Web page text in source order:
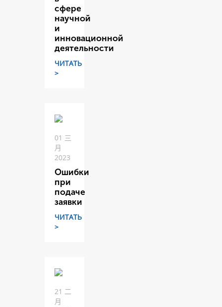
сфере
научной
и
инновационной
деятельности
ЧИТАТЬ
>
01 三
月
2023
Ошибки
при
подаче
заявки
ЧИТАТЬ
>
21 二
月